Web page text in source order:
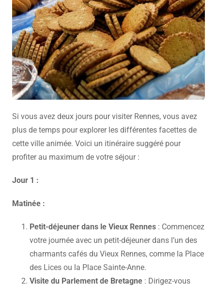
Si vous avez deux jours pour visiter Rennes, vous avez
plus de temps pour explorer les différentes facettes de
cette ville animée. Voici un itinéraire suggéré pour
profiter au maximum de votre séjour :
Jour 1 :
Matinée :
Petit-déjeuner dans le Vieux Rennes : Commencez
votre journée avec un petit-déjeuner dans l’un des
charmants cafés du Vieux Rennes, comme la Place
des Lices ou la Place Sainte-Anne.
Visite du Parlement de Bretagne : Dirigez-vous